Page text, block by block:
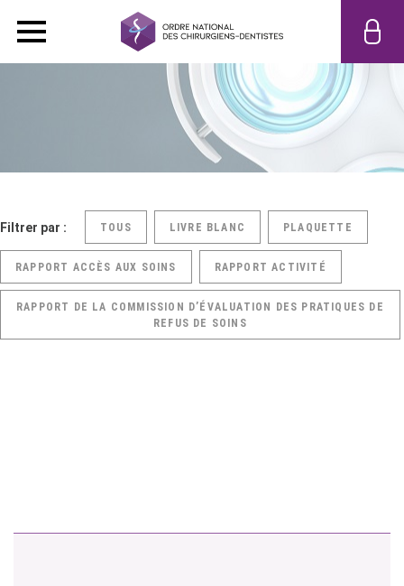
Filtrer par : TOUS LIVRE BLANC PLAQUETTE
RAPPORT ACCÈS AUX SOINS RAPPORT ACTIVITÉ
RAPPORT DE LA COMMISSION D’ÉVALUATION DES PRATIQUES DE
REFUS DE SOINS